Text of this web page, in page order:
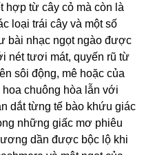
hợp từ cây cỏ mà còn là
loại trái cây và một số
bài nhạc ngọt ngào được
nét tươi mát, quyến rũ từ
sôi động, mê hoặc của
chuông hòa lẫn với
dắt từng tế bào khứu giác
những giấc mơ phiêu
dần được bộc lộ khi